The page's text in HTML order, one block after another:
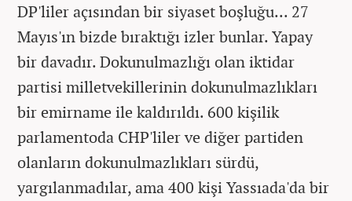
DP'liler açısından bir siyaset boşluğu... 27
Mayıs'ın bizde bıraktığı izler bunlar. Yapay
bir davadır. Dokunulmazlığı olan iktidar
partisi milletvekillerinin dokunulmazlıkları
bir emirname ile kaldırıldı. 600 kişilik
parlamentoda CHP'liler ve diğer partiden
olanların dokunulmazlıkları sürdü,
yargılanmadılar, ama 400 kişi Yassıada'da bir